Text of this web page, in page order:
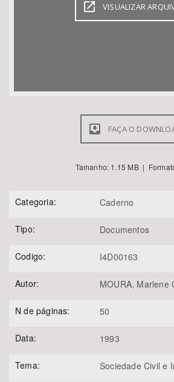
VISUALIZAR
FAÇA O
Tamanho: 1.15 MB |
Categoria: Caderno
Tipo: Documentos
Codigo: I4D00163
Autor: MOURA, Marlene
N de páginas: 50
Data: 1993
Tema: Sociedade Civil e